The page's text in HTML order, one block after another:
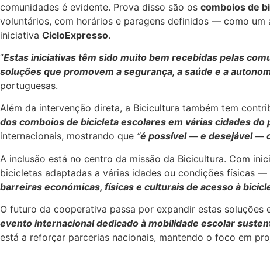
comunidades é evidente. Prova disso são os comboios de
voluntários, com horários e paragens definidos — como um
iniciativa CicloExpresso.
“Estas iniciativas têm sido muito bem recebidas pelas
soluções que promovem a segurança, a saúde e a
portuguesas.
Além da intervenção direta, a Bicicultura também tem
dos comboios de bicicleta escolares em várias cidades do
internacionais, mostrando que “é possível — e desejável —
A inclusão está no centro da missão da Bicicultura. Com
bicicletas adaptadas a várias idades ou condições físicas
barreiras económicas, físicas e culturais de acesso à
O futuro da cooperativa passa por expandir estas
evento internacional dedicado à mobilidade escolar
está a reforçar parcerias nacionais, mantendo o foco em